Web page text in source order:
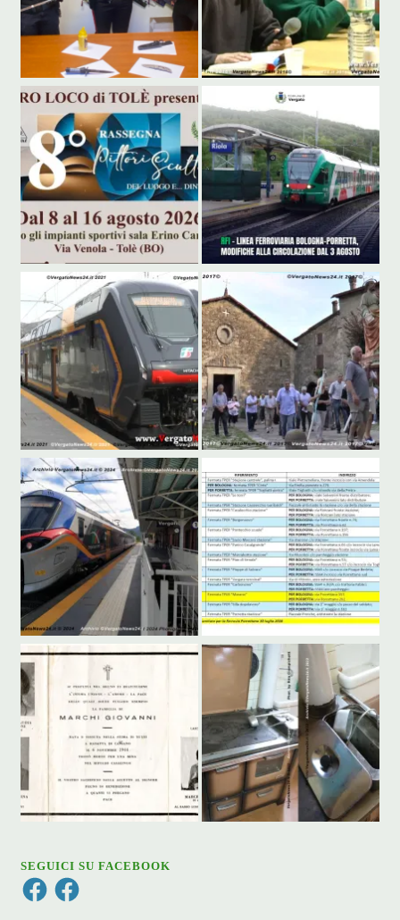
SEGUICI SU FACEBOOK
FacebookFacebook